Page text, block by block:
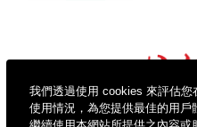
我們透過使用 cookies 來評估您
使用情況，為您提供最佳的用戶